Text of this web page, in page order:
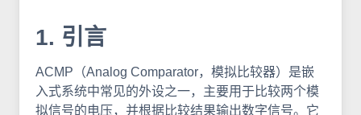
1. 引言
ACMP（Analog Comparator，模拟比较器）是嵌
入式系统中常见的外设之一，主要用于比较两个模
拟信号的电压，并根据比较结果输出数字信号。它